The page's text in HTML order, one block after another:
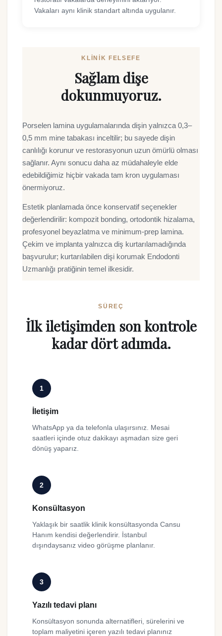
Vakaları aynı klinik standart altında uygulanır.
KLINIK FELSEFE
Sağlam dişe
dokunmuyoruz.
Porselen lamina uygulamalarında dişin yalnızca 0,3–
0,5 mm mine tabakası inceltilir; bu sayede dişin
canlılığı korunur ve restorasyonun uzun ömürlü olması
sağlanır. Aynı sonucu daha az müdahaleyle elde
edebildiğimiz hiçbir vakada tam kron uygulaması
önermiyoruz.
Estetik planlamada önce konservatif seçenekler
değerlendirilir: kompozit bonding, ortodontik hizalama,
profesyonel beyazlatma ve minimum-prep lamina.
Çekim ve implanta yalnızca diş kurtarılamadığında
başvurulur; kurtarılabilen dişi korumak Endodonti
Uzmanlığı pratiğinin temel ilkesidir.
SÜREÇ
İlk iletişimden son kontrole
kadar dört adımda.
1
İletişim
WhatsApp ya da telefonla ulaşırsınız. Mesai
saatleri içinde otuz dakikayı aşmadan size geri
dönüş yaparız.
2
Konsültasyon
Yaklaşık bir saatlik klinik konsültasyonda Cansu
Hanım kendisi değerlendirir. İstanbul
dışındaysanız video görüşme planlanır.
3
Yazılı tedavi planı
Konsültasyon sonunda alternatifleri, sürelerini ve
toplam maliyetini içeren yazılı tedavi planınız